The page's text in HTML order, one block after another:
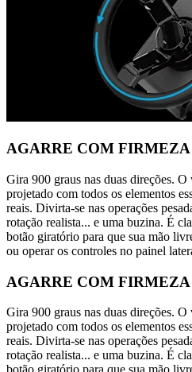
AGARRE COM FIRMEZA
Gira 900 graus nas duas direções.
projetado com todos os elementos
reais. Divirta-se nas operações
rotação realista... e uma buzina. É
botão giratório para que sua mão
ou operar os controles no painel
AGARRE COM FIRMEZA
Gira 900 graus nas duas direções.
projetado com todos os elementos
reais. Divirta-se nas operações
rotação realista... e uma buzina. É